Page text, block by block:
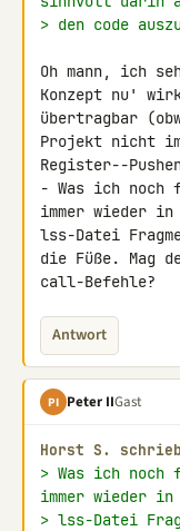
> den code
Oh mann, ich
Konzept nu'
übertragbar
Projekt nicht
Register--
- Was ich
immer wieder in
lss-Datei
die Füße. Mag
call-Befehle?
Antwort
PI Peter IIGast
Horst S.
> Was ich
immer wieder in
> lss-Datei